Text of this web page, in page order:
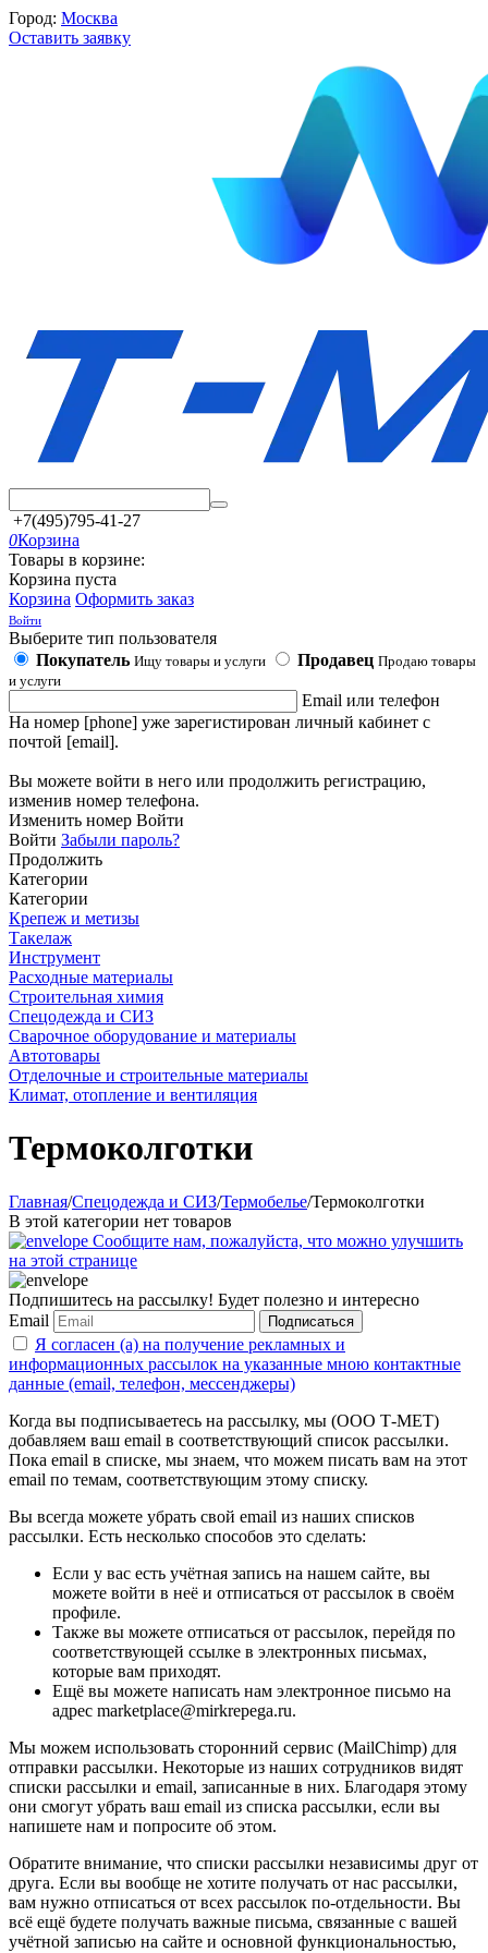
Город: Москва
Оставить заявку
+7(495)795-41-27
0Корзина
Товары в корзине:
Корзина пуста
Корзина Оформить заказ
Войти
Выберите тип пользователя
Покупатель Ищу товары и услуги Продавец Продаю товары
и услуги
Email или телефон
На номер [phone] уже зарегистирован личный кабинет с
почтой [email].
Вы можете войти в него или продолжить регистрацию,
изменив номер телефона.
Изменить номер Войти
Войти Забыли пароль?
Продолжить
Категории
Категории
Крепеж и метизы
Такелаж
Инструмент
Расходные материалы
Строительная химия
Спецодежда и СИЗ
Сварочное оборудование и материалы
Автотовары
Отделочные и строительные материалы
Климат, отопление и вентиляция
Термоколготки
Главная/Спецодежда и СИЗ/Термобелье/Термоколготки
В этой категории нет товаров
Сообщите нам, пожалуйста, что можно улучшить
на этой странице
Подпишитесь на рассылку! Будет полезно и интересно
Email
Подписаться
Я согласен (а) на получение рекламных и
информационных рассылок на указанные мною контактные
данные (email, телефон, мессенджеры)
Когда вы подписываетесь на рассылку, мы (ООО Т-МЕТ)
добавляем ваш email в соответствующий список рассылки.
Пока email в списке, мы знаем, что можем писать вам на этот
email по темам, соответствующим этому списку.
Вы всегда можете убрать свой email из наших списков
рассылки. Есть несколько способов это сделать:
Если у вас есть учётная запись на нашем сайте, вы
можете войти в неё и отписаться от рассылок в своём
профиле.
Также вы можете отписаться от рассылок, перейдя по
соответствующей ссылке в электронных письмах,
которые вам приходят.
Ещё вы можете написать нам электронное письмо на
адрес marketplace@mirkrepega.ru.
Мы можем использовать сторонний сервис (MailChimp) для
отправки рассылки. Некоторые из наших сотрудников видят
списки рассылки и email, записанные в них. Благодаря этому
они смогут убрать ваш email из списка рассылки, если вы
напишете нам и попросите об этом.
Обратите внимание, что списки рассылки независимы друг от
друга. Если вы вообще не хотите получать от нас рассылки,
вам нужно отписаться от всех рассылок по-отдельности. Вы
всё ещё будете получать важные письма, связанные с вашей
учётной записью на сайте и основной функциональностью,